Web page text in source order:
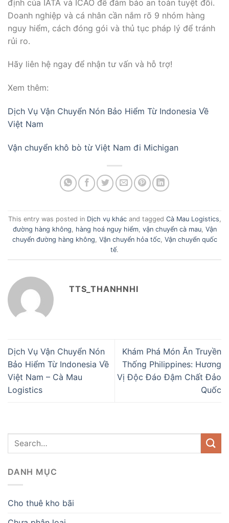
định của IATA và ICAO để đảm bảo an toàn tuyệt đối.
Doanh nghiệp và cá nhân cần nắm rõ 9 nhóm hàng
nguy hiểm, cách đóng gói và thủ tục pháp lý để tránh
rủi ro.
Hãy liên hệ ngay để nhận tư vấn và hỗ trợ!
Xem thêm:
Dịch Vụ Vận Chuyển Nón Bảo Hiểm Từ Indonesia Về
Việt Nam
Vận chuyển khô bò từ Việt Nam đi Michigan
This entry was posted in Dịch vụ khácand tagged Cà Mau Logistics,
đường hàng không, hàng hoá nguy hiểm, vận chuyển cà mau, Vận
chuyển đường hàng không, Vận chuyển hỏa tốc, Vận chuyển quốc
tế.
TTS_THANHNHI
Dịch Vụ Vận Chuyển Nón
Bảo Hiểm Từ Indonesia Về
Việt Nam – Cà Mau
Logistics
Khám Phá Món Ăn Truyền
Thống Philippines: Hương
Vị Độc Đáo Đậm Chất Đảo
Quốc
DANH MỤC
Cho thuê kho bãi